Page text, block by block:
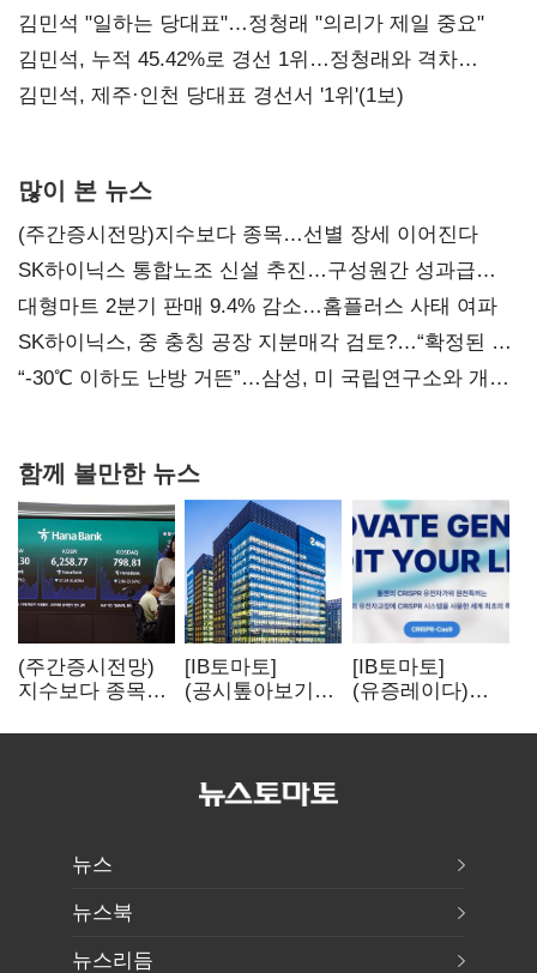
통감"
김민석 "일하는 당대표"…정청래 "의리가 제일 중요"
김민석, 누적 45.42%로 경선 1위…정청래와 격차
0.86%p(2보)
김민석, 제주·인천 당대표 경선서 '1위'(1보)
많이 본 뉴스
(주간증시전망)지수보다 종목…선별 장세 이어진다
SK하이닉스 통합노조 신설 추진…구성원간 성과급
불만 확산
대형마트 2분기 판매 9.4% 감소…홈플러스 사태 여파
SK하이닉스, 중 충칭 공장 지분매각 검토?…“확정된 바
없어”
“-30℃ 이하도 난방 거뜬”…삼성, 미 국립연구소와 개발
함께 볼만한 뉴스
(주간증시전망)
지수보다 종목…
이어진다
[IB토마토]
(공시톺아보기)
바로 매출로
[IB토마토]
(유증레이다)
3분의 1 토막…
뉴스
뉴스북
뉴스리듬